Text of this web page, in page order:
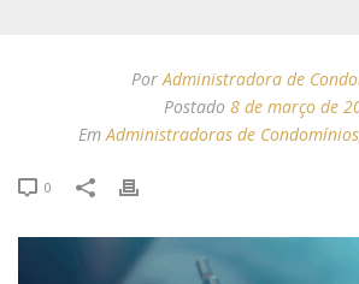
PorAdministradora de
Postado 8 de março de
EmAdministradoras de Condomínios
0